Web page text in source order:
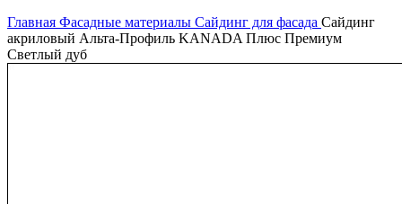
Главная Фасадные материалы Сайдинг для фасада Сайдинг
акриловый Альта-Профиль KANADA Плюс Премиум
Светлый дуб